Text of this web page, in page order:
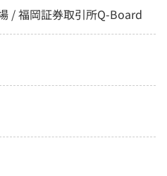
/ 福岡証券取引所Q-Board